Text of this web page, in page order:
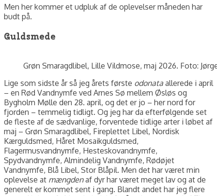
Men her kommer et udpluk af de oplevelser måneden har
budt på.
Guldsmede
Grøn Smaragdlibel, Lille Vildmose, maj 2026. Foto:
Lige som sidste år så jeg årets første odonata allerede i april
– en Rød Vandnymfe ved Arnes Sø mellem Øsløs og
Bygholm Mølle den 28. april, og det er jo – her nord for
fjorden – temmelig tidligt. Og jeg har da efterfølgende set
de fleste af de sædvanlige, forventede tidlige arter i løbet af
maj – Grøn Smaragdlibel, Fireplettet Libel, Nordisk
Kærguldsmed, Håret Mosaikguldsmed,
Flagermusvandnymfe, Hesteskovandnymfe,
Spydvandnymfe, Almindelig Vandnymfe, Rødøjet
Vandnymfe, Blå Libel, Stor Blåpil. Men det har været min
oplevelse at mængdenaf dyr har været meget lav og at de
generelt er kommet sent i gang. Blandt andet har jeg flere